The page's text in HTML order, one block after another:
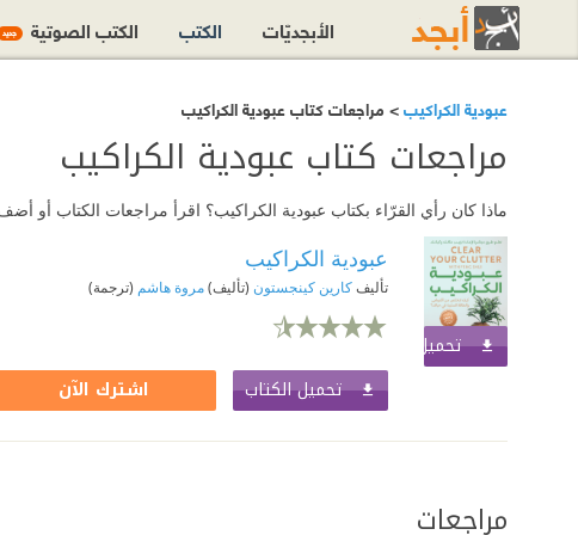
عبودية الكراكيب> مراجعات كتاب عبودية الكراكيب
مراجعات كتاب عبودية الكراكيب
ماذا كان رأي القرّاء بكتاب عبودية الكراكيب؟ اقرأ مراجعات الكتاب أو
تحميل الكتاب اشترك الآن
عبودية الكراكيب
تأليفكارين كينجستون (تأليف)مروة هاشم (ترجمة)
تحميل الكتاب اشترك الآن
مراجعات
الأبجديّات الكتب الكتب الصوتية جديد